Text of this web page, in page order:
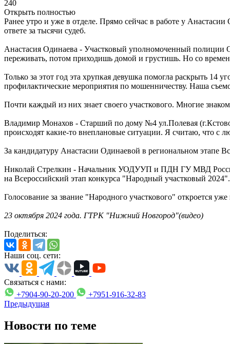
240
Открыть полностью
Ранее утро и уже в отделе. Прямо сейчас в работе у
ответе за тысячи судеб.
Анастасия Одинаева - Участковый уполномоченный
переживать, потом приходишь домой и грустишь. Но со
Только за этот год эта хрупкая девушка помогла раскрыть
профилактические мероприятия по мошенничеству. Наша
Почти каждый из них знает своего участкового. Многие
Владимир Монахов - Старший по дому №4 ул.Полевая
происходят какие-то внеплановые ситуации. Я считаю, что с
За кандидатуру Анастасии Одинаевой в региональном этапе
Николай Стрелкин - Начальник УОДУУП и ПДН ГУ МВД России
на Всероссийский этап конкурса "Народный участковый
Голосование за звание "Народного участкового" откроется
23 октября 2024 года. ГТРК "Нижний Новгород"(видео)
Поделиться:
Наши соц. сети:
Связаться с нами:
+7904-90-20-200
+7951-916-32-83
Предыдущая
Новости по теме